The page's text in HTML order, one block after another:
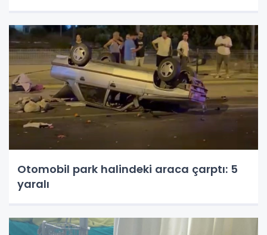
Otomobil park halindeki araca çarptı: 5
yaralı